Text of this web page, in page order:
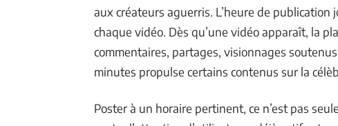
aux créateurs aguerris. L’heure de
chaque vidéo. Dès qu’une vidéo apparaît, la
commentaires, partages, visionnages
minutes propulse certains contenus sur la
Poster à un horaire pertinent, ce n’est pas